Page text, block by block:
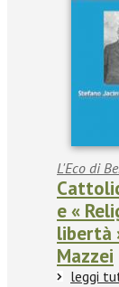
L'Eco di
e «
libertà
Mazzei
leggi